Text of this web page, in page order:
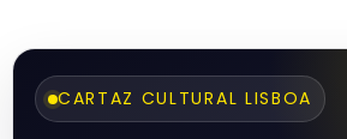
CARTAZ CULTURAL LISBOA